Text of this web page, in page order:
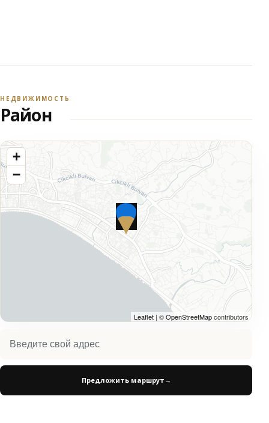
НЕДВИЖИМОСТЬ
Район
+
−
Leaflet | ©OpenStreetMapcontributors
Предложить маршрут →